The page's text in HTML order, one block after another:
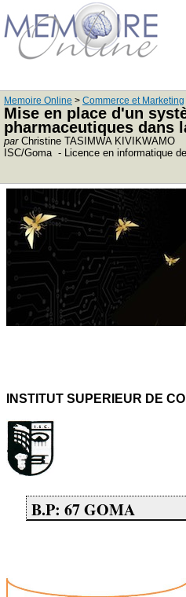
Memoire Online > Commerce et Marketing
Mise en place d'un
pharmaceutiques dans
parChristine TASIMWA KIVIKWAMO
ISC/Goma - Licence en informatique
INSTITUT SUPERIEUR DE
B.P: 67 GOMA